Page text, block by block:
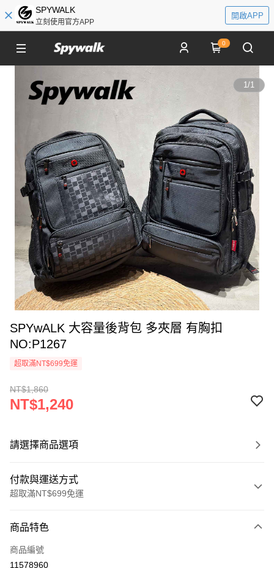
SPYWALK
立刻使用官方APP
開啟APP
0
1/1
SPYwALK 大容量後背包 多夾層 有胸扣
NO:P1267
超取滿NT$699免運
NT$1,860
NT$1,240
請選擇商品選項
付款與運送方式
超取滿NT$699免運
信用卡一次付款
超商取貨付款
商品特色
商品編號
11578960